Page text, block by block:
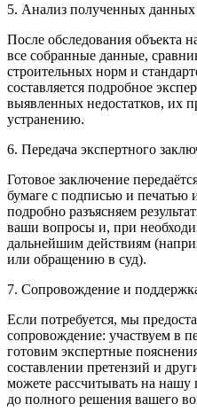
5. Анализ полученных данных
После обследования объекта
все собранные данные,
строительных норм и
составляется подробное
выявленных недостатков, их
устранению.
6. Передача экспертного
Готовое заключение
бумаге с подписью и
подробно разъясняем
ваши вопросы и, при
дальнейшим действиям
или обращению в суд).
7. Сопровождение и
Если потребуется, мы
сопровождение: участвуем в
готовим экспертные
составлении претензий и
можете рассчитывать на
до полного решения вашего